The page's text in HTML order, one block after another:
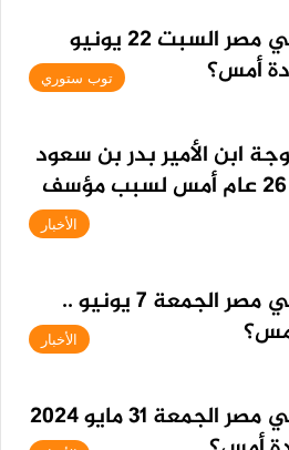
أسعار الذهب اليوم في مصر السبت 22 يونيو
توب ستوري
ابن الأمير بدر بن سعود
والتي توفت عن عمر 26 عام أمس لسبب مؤسف
الأخبار
أسعار الذهب اليوم في مصر الجمعة 7 يونيو ..
الأخبار
أسعار الذهب اليوم في مصر الجمعة 31 مايو 2024